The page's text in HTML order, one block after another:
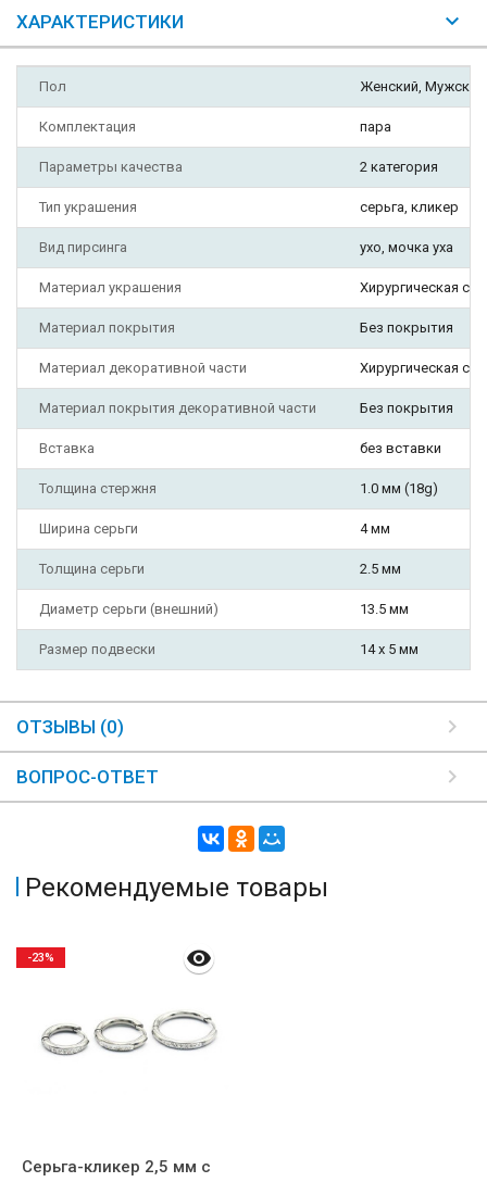
ХАРАКТЕРИСТИКИ
Пол Женский, Мужской
Комплектация пара
Параметры качества 2 категория
Тип украшения серьга, кликер
Вид пирсинга ухо, мочка уха
Материал украшения Хирургическая
Материал покрытия Без покрытия
Материал декоративной части Хирургическая
Материал покрытия декоративной части Без покрытия
Вставка без вставки
Толщина стержня 1.0 мм (18g)
Ширина серьги 4 мм
Толщина серьги 2.5 мм
Диаметр серьги (внешний) 13.5 мм
Размер подвески 14 х 5 мм
ОТЗЫВЫ (0)
ВОПРОС-ОТВЕТ
Рекомендуемые товары
Серьга-кликер 2,5 мм с
-23%